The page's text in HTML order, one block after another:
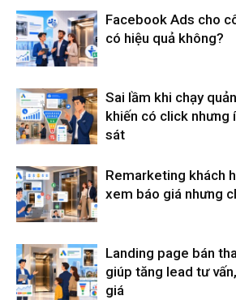
Facebook Ads cho
có hiệu quả không?
Sai lầm khi chạy
khiến có click nhưng
sát
Remarketing khách
xem báo giá nhưng
Landing page bán
giúp tăng lead tư
giá